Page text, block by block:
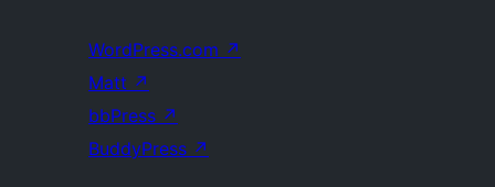
WordPress.com ↗
Matt ↗
bbPress ↗
BuddyPress ↗